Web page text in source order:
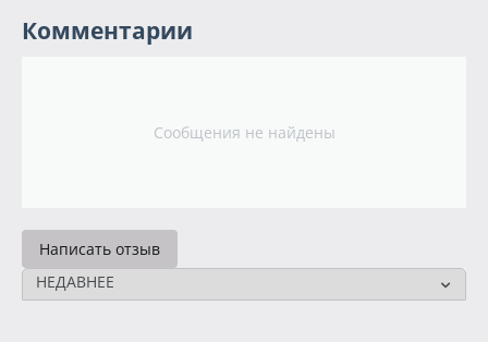
Комментарии
Сообщения не найдены
Написать отзыв
НЕДАВНЕЕ